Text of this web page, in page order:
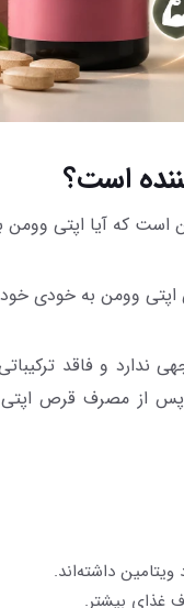
است؟
است که آیا اپتی
وومن به خودی
ندارد و فاقد
پس از مصرف قرص
ویتامین داشته‌اند.
غذای بیشتر.